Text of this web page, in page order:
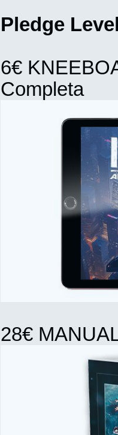
Pledge
6€
Completa
28€